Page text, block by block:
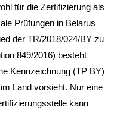
für die Zertifizierung als
Prüfungen in Belarus
der TR/2018/024/BY zu
849/2016) besteht
Kennzeichnung (TP BY)
Land vorsieht. Nur eine
kann